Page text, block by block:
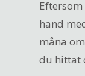
hand
måna
du hittat